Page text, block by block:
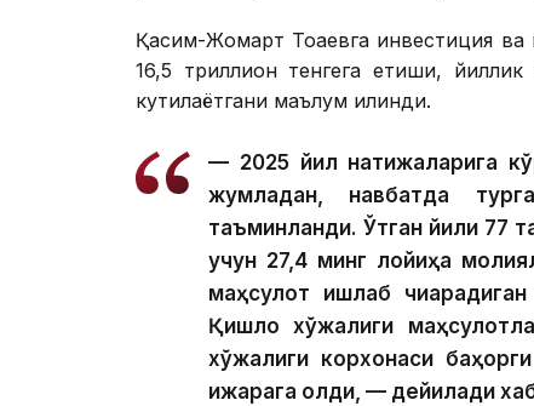
Қасим-Жомарт Тоқаевга инвестиция
16,5 триллион тенгега етиши,
кутилаётгани маълум қилинди.
— 2025 йил натижаларига
жумладан, навбатда
таъминланди. Ўтган йили 77
учун 27,4 минг лойиҳа
маҳсулот ишлаб
Қишлоқ хўжалиги
хўжалиги корхонаси
ижарага олди, — дейилади